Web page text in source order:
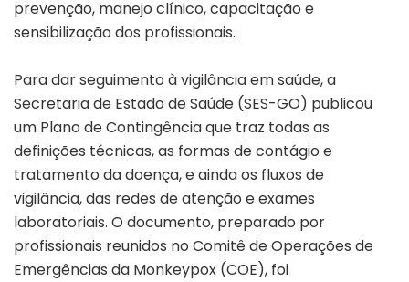
prevenção, manejo clínico, capacitação e
sensibilização dos profissionais.
Para dar seguimento à vigilância em saúde, a
Secretaria de Estado de Saúde (SES-GO) publicou
um Plano de Contingência que traz todas as
definições técnicas, as formas de contágio e
tratamento da doença, e ainda os fluxos de
vigilância, das redes de atenção e exames
laboratoriais. O documento, preparado por
profissionais reunidos no Comitê de Operações de
Emergências da Monkeypox (COE), foi